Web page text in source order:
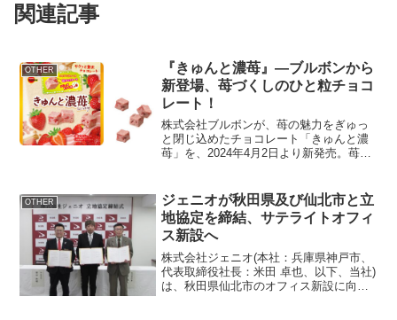
関連記事
OTHER
『きゅんと濃苺』―ブルボンから
新登場、苺づくしのひと粒チョコ
レート！
株式会社ブルボンが、苺の魅力をぎゅっ
と閉じ込めたチョコレート「きゅんと濃
苺」を、2024年4月2日より新発売。苺好
験「きゅんと濃苺」は、その名の通り、
風味豊かなフリーズ...
OTHER
ジェニオが秋田県及び仙北市と立
地協定を締結、サテライトオフィ
ス新設へ
株式会社ジェニオ(本社：兵庫県神戸市、
代表取締役社長：米田 卓也、以下、当社)
は、秋田県仙北市のオフィス新設に向